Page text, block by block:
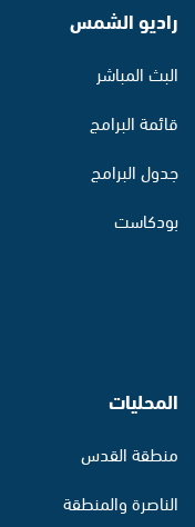
راديو الشمس
البث المباشر
قائمة البرامج
جدول البرامج
بودكاست
المحليات
منطقة القدس
الناصرة والمنطقة